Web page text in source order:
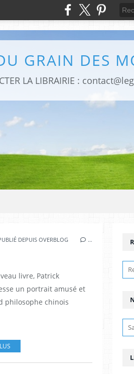
GRAIN DES
LA LIBRAIRIE :
DEPUIS OVERBLOG …
livre, Patrick
un portrait amusé et
philosophe chinois